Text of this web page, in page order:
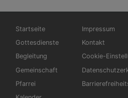
Hauptnavigation
Startseite
Gottesdienste
Begleitung
Gemeinschaft
Pfarrei
Impressum
Kontakt
Cookie-